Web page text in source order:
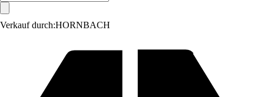
Verkauf durch:HORNBACH